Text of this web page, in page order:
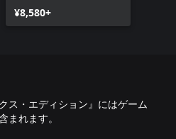
¥8,580+
ス・エディション』にはゲーム
まれます。